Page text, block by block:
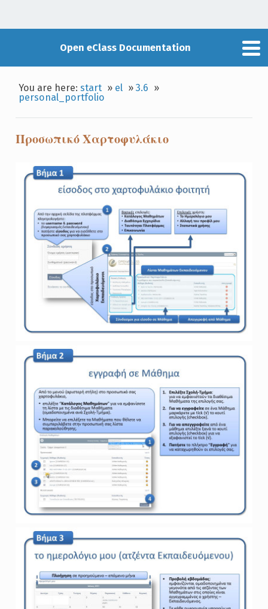
Open eClass Documentation
You are here:start » el »3.6 »
personal_portfolio
Προσωπικό Χαρτοφυλάκιο